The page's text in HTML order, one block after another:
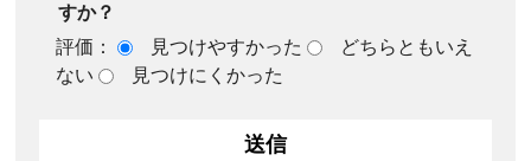
すか？
評価：
見つけやすかった
どちらともいえ
ない
見つけにくかった